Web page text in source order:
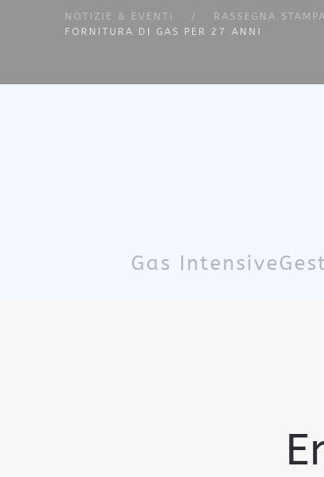
NOTIZIE & EVENTI RASSEGNA
FORNITURA DI GAS PER 27 ANNI
Gas Intensive